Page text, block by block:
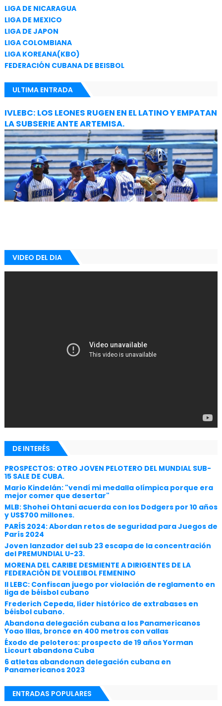
LIGA DE NICARAGUA
LIGA DE MEXICO
LIGA DE JAPON
LIGA COLOMBIANA
LIGA KOREANA(KBO)
FEDERACIÓN CUBANA DE BEISBOL
ULTIMA ENTRADA
IVLEBC: LOS LEONES RUGEN EN EL LATINO Y EMPATAN
LA SUBSERIE ANTE ARTEMISA.
VIDEO DEL DIA
DE INTERÉS
PROSPECTOS: OTRO JOVEN PELOTERO DEL MUNDIAL SUB-
15 SALE DE CUBA.
Mario Kindelán: "vendí mi medalla olímpica porque era
mejor comer que desertar"
MLB: Shohei Ohtani acuerda con los Dodgers por 10 años
y US$700 millones.
PARÍS 2024: Abordan retos de seguridad para Juegos de
París 2024
Joven lanzador del sub 23 escapa de la concentración
del PREMUNDIAL U-23.
MORENA DEL CARIBE DESMIENTE A DIRIGENTES DE LA
FEDERACIÓN DE VOLEIBOL FEMENINO
II LEBC: Confiscan juego por violación de reglamento en
liga de béisbol cubano
Frederich Cepeda, líder histórico de extrabases en
béisbol cubano.
Abandona delegación cubana a los Panamericanos
Yoao Illas, bronce en 400 metros con vallas
Éxodo de peloteros: prospecto de 19 años Yorman
Licourt abandona Cuba
6 atletas abandonan delegación cubana en
Panamericanos 2023
ENTRADAS POPULARES